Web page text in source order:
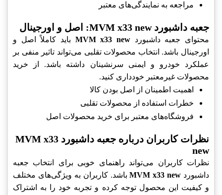
مراجعه به نمایندگی‌های معتبر
جعبه داشبورد MVM x33 new: اصل و اورجینال
محتوای جعبه داشبورد MVM x33 new باید کاملاً اصل و
اورجینال باشد. انتخاب محصولات تقلبی می‌تواند تاثیر منفی بر
عملکرد خودرو و ایمنی سرنشینان داشته باشد. از خرید
محصولات غیرمعتبر خودداری کنید.
اهمیت اطمینان از اصل بودن کالا
خطرات استفاده از محصولات تقلبی
فروشگاه‌های معتبر برای خرید محصولات اصل
نظرات کاربران درباره جعبه داشبورد MVM x33
new
نظرات کاربران می‌تواند راهنمای خوبی برای انتخاب جعبه
داشبورد MVM x33 newباشد. کاربران به ویژگی‌های مختلف
و کیفیت این محصول توجه کرده و تجربه خود را به اشتراک